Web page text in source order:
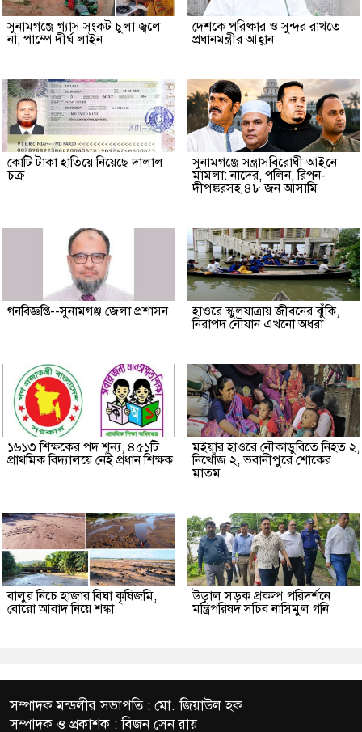
সুনামগঞ্জে গ্যাস সংকট চুলা জ্বলে
না, পাম্পে দীর্ঘ লাইন
দেশকে পরিষ্কার ও সুন্দর রাখতে
প্রধানমন্ত্রীর আহ্বান
কোটি টাকা হাতিয়ে নিয়েছে দালাল
চক্র
‎সুনামগঞ্জে সন্ত্রাসবিরোধী আইনে
মামলা: নাদের, পলিন, রিপন-
দীপঙ্করসহ ৪৮ জন আসামি
গনবিজ্ঞপ্তি--সুনামগঞ্জ জেলা প্রশাসন
হাওরে স্কুলযাত্রায় জীবনের ঝুঁকি,
নিরাপদ নৌযান এখনো অধরা
১৬১৩ শিক্ষকের পদ শূন্য, ৪৫১টি
প্রাথমিক বিদ্যালয়ে নেই প্রধান শিক্ষক
মইয়ার হাওরে নৌকাডুবিতে নিহত ২,
নিখোঁজ ২, ভবানীপুরে শোকের
মাতম
বালুর নিচে হাজার বিঘা কৃষিজমি,
বোরো আবাদ নিয়ে শঙ্কা
উড়াল সড়ক প্রকল্প পরিদর্শনে
মন্ত্রিপরিষদ সচিব নাসিমুল গনি
সম্পাদক মন্ডলীর সভাপতি : মো. জিয়াউল হক
সম্পাদক ও প্রকাশক : বিজন সেন রায়